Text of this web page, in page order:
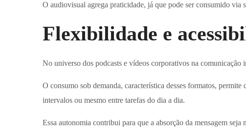
O audiovisual agrega praticidade, já que pode ser consumido via
Flexibilidade e
No universo dos podcasts e vídeos corporativos na
O consumo sob demanda, característica desses formatos,
intervalos ou mesmo entre tarefas do dia a dia.
Essa autonomia contribui para que a absorção da mensagem seja